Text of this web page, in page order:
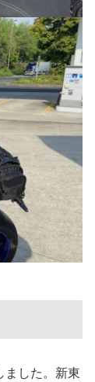
ました。新東